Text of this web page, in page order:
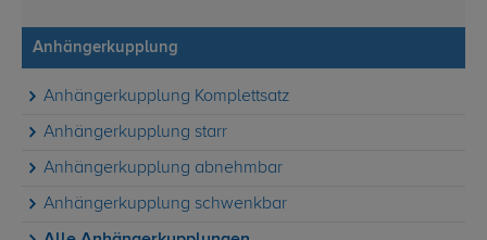
Anhängerkupplung
Anhängerkupplung Komplettsatz
Anhängerkupplung starr
Anhängerkupplung abnehmbar
Anhängerkupplung schwenkbar